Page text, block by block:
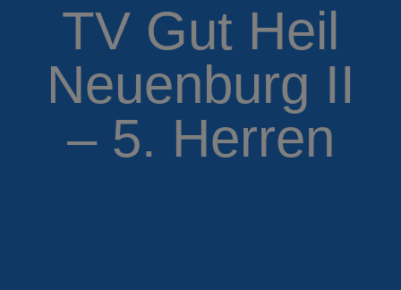
TV Gut Heil
Neuenburg II
– 5. Herren